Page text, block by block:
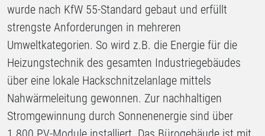
wurde nach KfW 55-Standard gebaut und erfüllt
strengste Anforderungen in mehreren
Umweltkategorien. So wird z.B. die Energie für die
Heizungstechnik des gesamten Industriegebäudes
über eine lokale Hackschnitzelanlage mittels
Nahwärmeleitung gewonnen. Zur nachhaltigen
Stromgewinnung durch Sonnenenergie sind über